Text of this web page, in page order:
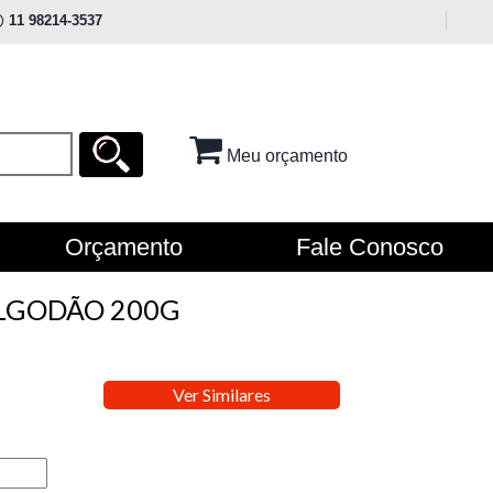
11 98214-3537
Meu orçamento
Orçamento Fale Conosco
200G
Ver Similares